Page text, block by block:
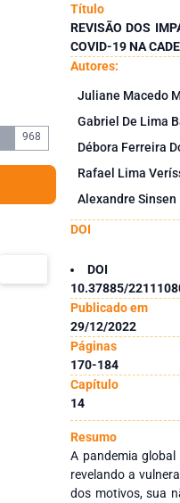
968
Título
REVISÃO DOS
COVID-19 NA
Autores:
Juliane Macedo
Gabriel De Lima
Débora Ferreira
Rafael Lima
Alexandre Sinsen
DOI
DOI
10.37885/
Publicado em
29/12/2022
Páginas
170-184
Capítulo
14
Resumo
A pandemia
revelando a
dos motivos, sua